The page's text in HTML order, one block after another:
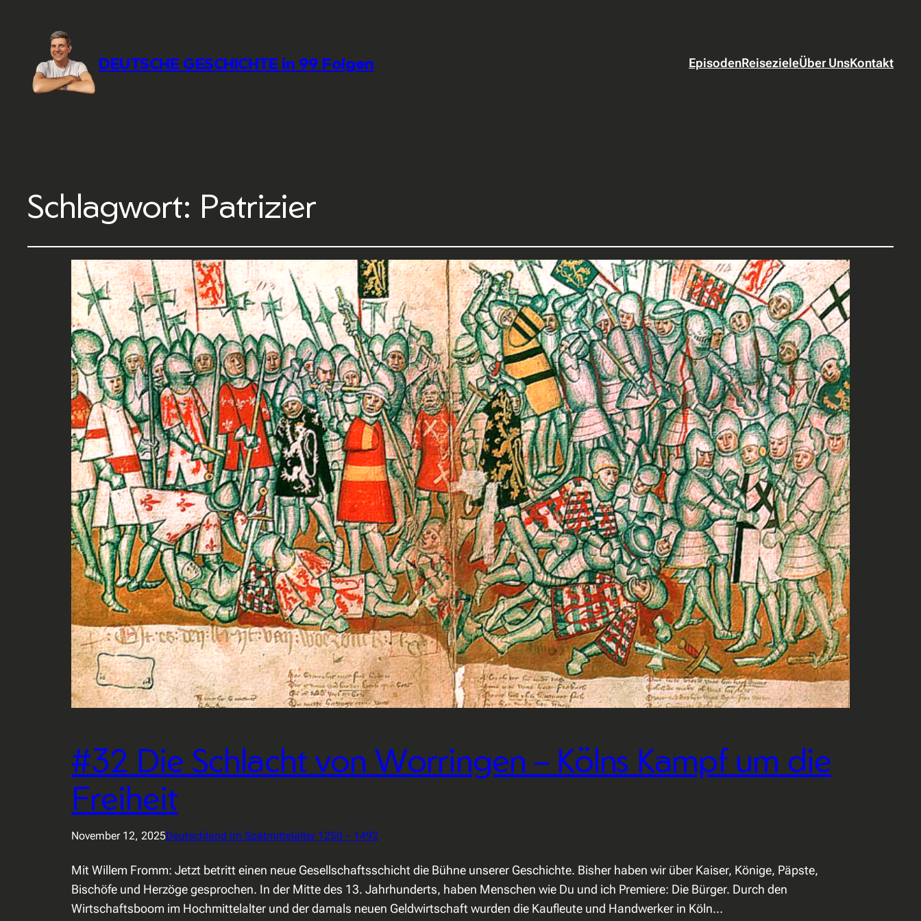
DEUTSCHE GESCHICHTE in 99 Folgen EpisodenReisezieleÜber UnsKontakt
Schlagwort: Patrizier
#32 Die Schlacht von Worringen – Kölns Kampf um die
Freiheit
November 12, 2025Deutschland im Spätmittelalter 1250 – 1492
Mit Willem Fromm: Jetzt betritt einen neue Gesellschaftsschicht die Bühne unserer Geschichte. Bisher haben wir über Kaiser, Könige, Päpste,
Bischöfe und Herzöge gesprochen. In der Mitte des 13. Jahrhunderts, haben Menschen wie Du und ich Premiere: Die Bürger. Durch den
Wirtschaftsboom im Hochmittelalter und der damals neuen Geldwirtschaft wurden die Kaufleute und Handwerker in Köln…